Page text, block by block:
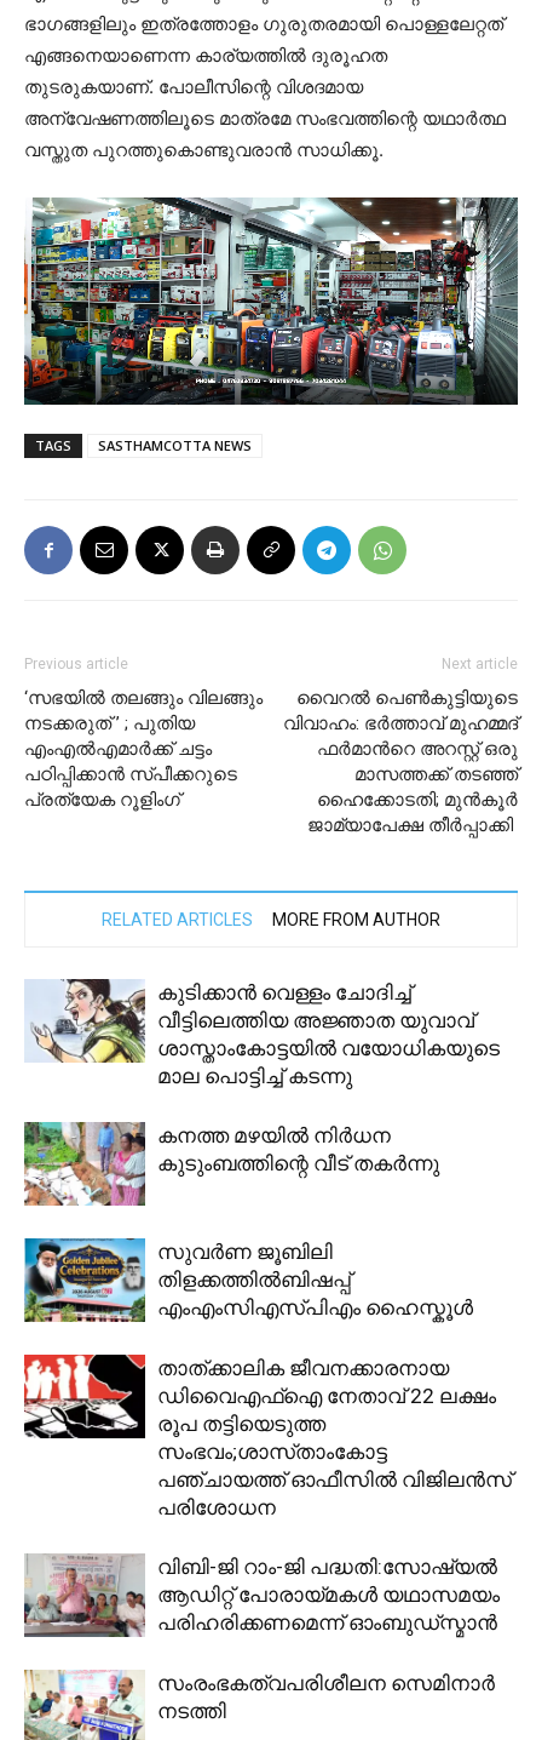
ഭാഗങ്ങളിലും ഇത്രത്തോളം ഗുരുതരമായി പൊള്ളലേറ്റത്
എങ്ങനെയാണെന്ന കാര്യത്തിൽ ദുരൂഹത
തുടരുകയാണ്. പോലീസിന്റെ വിശദമായ
അന്വേഷണത്തിലൂടെ മാത്രമേ സംഭവത്തിന്റെ യഥാർത്ഥ
വസ്തുത പുറത്തുകൊണ്ടുവരാൻ സാധിക്കൂ.
TAGS SASTHAMCOTTA NEWS
Previous article
‘സഭയിൽ തലങ്ങും വിലങ്ങും
നടക്കരുത് ’ ; പുതിയ
എംഎൽഎമാർക്ക് ചട്ടം
പഠിപ്പിക്കാൻ സ്പീക്കറുടെ
പ്രത്യേക റൂളിംഗ്
Next article
വൈറൽ പെൺകുട്ടിയുടെ
വിവാഹം: ഭർത്താവ് മുഹമ്മദ്
ഫർമാന്‍റെ അറസ്റ്റ് ഒരു
മാസത്തക്ക് തടഞ്ഞ്
ഹൈക്കോടതി; മുൻകൂർ
ജാമ്യാപേക്ഷ തീർപ്പാക്കി
RELATED ARTICLES MORE FROM AUTHOR
കുടിക്കാൻ വെള്ളം ചോദിച്ച്
വീട്ടിലെത്തിയ അജ്ഞാത യുവാവ്
ശാസ്താംകോട്ടയില്‍ വയോധികയുടെ
മാല പൊട്ടിച്ച് കടന്നു
കനത്ത മഴയിൽ നിർധന
കുടുംബത്തിന്റെ വീട് തകർന്നു
സുവർണ ജൂബിലി
തിളക്കത്തിൽബിഷപ്പ്
എംഎംസിഎസ്പിഎം ഹൈസ്കൂൾ
താത്ക്കാലിക ജീവനക്കാരനായ
ഡിവൈഎഫ്ഐ നേതാവ് 22 ലക്ഷം
രൂപ തട്ടിയെടുത്ത
സംഭവം;ശാസ്‌താംകോട്ട
പഞ്ചായത്ത് ഓഫീസിൽ വിജിലൻസ്
പരിശോധന
വിബി-ജി റാം-ജി പദ്ധതി:സോഷ്യൽ
ആഡിറ്റ് പോരായ്മകൾ യഥാസമയം
പരിഹരിക്കണമെന്ന് ഓംബുഡ്‌സ്മാൻ
സംരംഭകത്വപരിശീലന സെമിനാർ
നടത്തി